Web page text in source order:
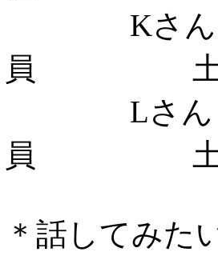
Kさん
員 土
Lさん
員 土
＊話してみた